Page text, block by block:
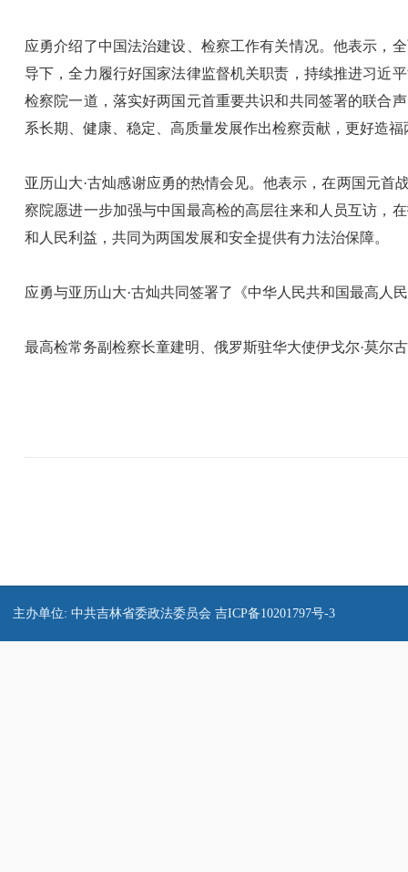
应勇介绍了中国法治建设、检察工作有关情况。他表示，
导下，全力履行好国家法律监督机关职责，持续推进习近
检察院一道，落实好两国元首重要共识和共同签署的联合
系长期、健康、稳定、高质量发展作出检察贡献，更好造
亚历山大·古灿感谢应勇的热情会见。他表示，在两国元
察院愿进一步加强与中国最高检的高层往来和人员互访，
和人民利益，共同为两国发展和安全提供有力法治保障。
应勇与亚历山大·古灿共同签署了《中华人民共和国最高人
最高检常务副检察长童建明、俄罗斯驻华大使伊戈尔·莫尔
主办单位: 中共吉林省委政法委员会 吉ICP备10201797号-3